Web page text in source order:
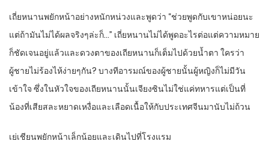
เถี่ยหนานพยักหน้าอย่างหนักหน่วงและพูดว่า “ช่วยพูดกับเขาหน่อยนะ
แต่ถ้ามันไม่ได้ผลจริงๆล่ะก็…” เถี่ยหนานไม่ได้พูดอะไรต่อแต่ความหมาย
ก็ชัดเจนอยู่แล้วและดวงตาของเถียหนานก็เต็มไปด้วยน้ำตา ใครว่า
ผู้ชายไม่ร้องไห้ง่ายๆกัน? บางทีอารมณ์ของผู้ชายนั้นผู้หญิงก็ไม่มีวัน
เข้าใจ ซึ่งในหัวใจของเถียหนานนั้นเจียงซินไม่ใช่แค่ทหารแต่เป็นที่
น้องที่เสียสละหยาดเหงื่อและเลือดเนื้อให้กับประเทศจีนมานับไม่ถ้วน
เย่เชียนพยักหน้าเล็กน้อยและเดินไปที่โรงแรม